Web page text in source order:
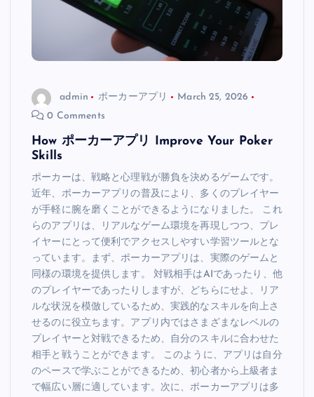
admin ポーカーアプリ
March 25, 2026
0 Comments
How ポーカーアプリ Improve Your Poker
Skills
ポーカーは、戦略と心理戦が勝負を決めるゲームです。
近年、ポーカーアプリの普及により、多くのプレイヤー
が手軽に腕を磨くことができるようになりました。 これ
らのアプリは、リアルなゲーム環境を再現しつつ、プレ
イヤーにとって便利でアクセスしやすい学習ツールとな
っています。まず、ポーカーアプリは、実際のゲームと
同様の環境を提供します。 対戦相手はAIであったり、他
のプレイヤーであったりしますが、どちらにせよ、リア
ルな状況を模倣しているため、実践的なスキルを向上さ
せるのに役立ちます。アプリ内ではさまざまなレベルの
プレイヤーと対戦できるため、自分のスキルに合わせた
相手と戦うことができます。 このように、アプリは自分
のペースで学ぶことができるため、初心者から上級者ま
で幅広い層に適しています。次に、ポーカーアプリは多